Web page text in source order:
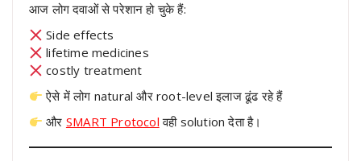
आज लोग दवाओं से परेशान हो चुके हैं:
Side effects
lifetime medicines
costly treatment
ऐसे में लोग natural और root-level इलाज ढूंढ रहे हैं
और SMART Protocol वही solution देता है।